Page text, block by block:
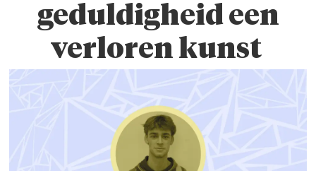
geduldigheid een
verloren kunst